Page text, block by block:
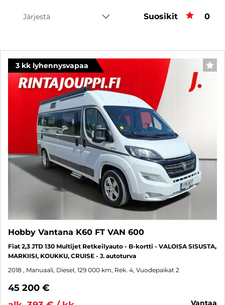
Järjestä Suosikit 0
3 kk lyhennysvapaa
Hobby Vantana K60 FT VAN 600
Fiat 2,3 JTD 130 Multijet Retkeilyauto - B-kortti - VALOISA SISUSTA,
MARKIISI, KOUKKU, CRUISE - J. autoturva
2018 , Manuaali, Diesel, 129 000 km, Rek. 4, Vuodepaikat 2
45 200 €
vantaa